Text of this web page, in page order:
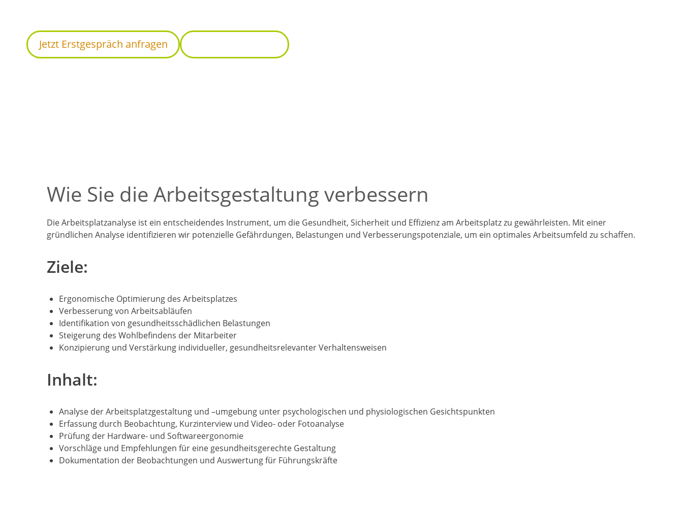
Jetzt Erstgespräch anfragen
Wie Sie die Arbeitsgestaltung verbessern
Die Arbeitsplatzanalyse ist ein entscheidendes Instrument, um die Gesundheit, Sicherheit und Effizienz am Arbeitsplatz zu gewährleisten. Mit einer
gründlichen Analyse identifizieren wir potenzielle Gefährdungen, Belastungen und Verbesserungspotenziale, um ein optimales Arbeitsumfeld zu schaffen.
Ziele:
Ergonomische Optimierung des Arbeitsplatzes
Verbesserung von Arbeitsabläufen
Identifikation von gesundheitsschädlichen Belastungen
Steigerung des Wohlbefindens der Mitarbeiter
Konzipierung und Verstärkung individueller, gesundheitsrelevanter Verhaltensweisen
Inhalt:
Analyse der Arbeitsplatzgestaltung und –umgebung unter psychologischen und physiologischen Gesichtspunkten
Erfassung durch Beobachtung, Kurzinterview und Video- oder Fotoanalyse
Prüfung der Hardware- und Softwareergonomie
Vorschläge und Empfehlungen für eine gesundheitsgerechte Gestaltung
Dokumentation der Beobachtungen und Auswertung für Führungskräfte